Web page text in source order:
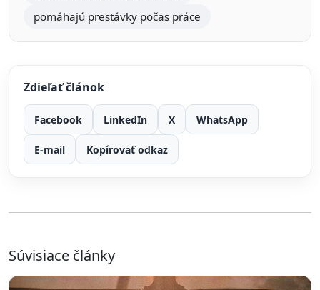
pomáhajú prestávky počas práce
Zdieľať článok
Facebook LinkedIn X WhatsApp
E-mail Kopírovať odkaz
Súvisiace články